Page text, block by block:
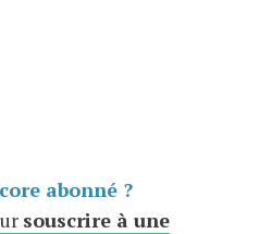
abonné ?
souscrire à une